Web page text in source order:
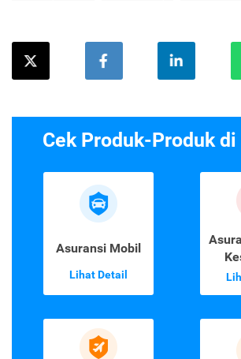
Cek Produk-Produk
Asuransi Mobil
Lihat Detail